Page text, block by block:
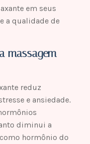
em seus
a qualidade de
massagem
reduz
e ansiedade.
diminui a
hormônio do